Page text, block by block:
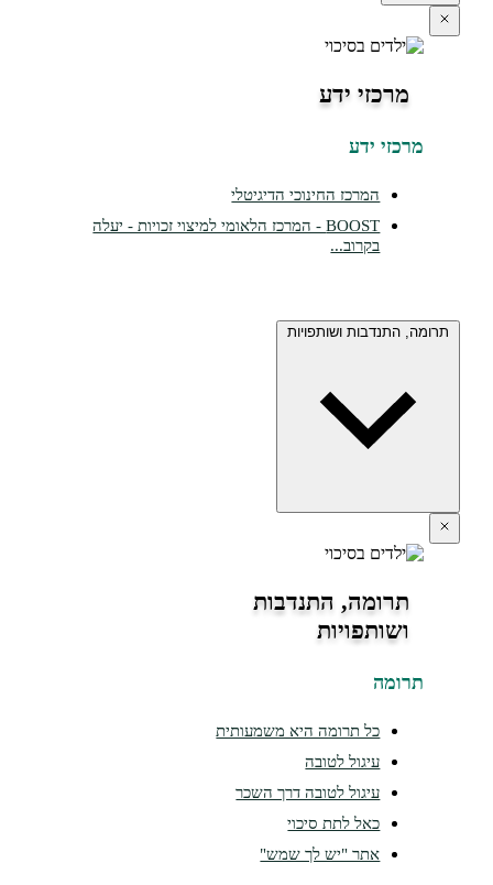
מרכזי ידע
המרכז החינוכי הדיגיטלי
BOOST - המרכז הלאומי למיצוי זכויות - יעלה
התנדבות ושותפויות
תרומה, התנדבות
ושותפויות
כל תרומה היא משמעותית
עיגול לטובה
עיגול לטובה דרך השכר
כאל לתת סיכוי
אתר "יש לך שמש"